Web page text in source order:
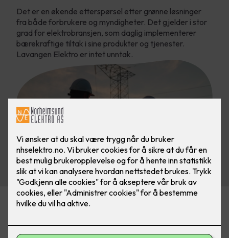
Det er en økende etterspørsel etter grønne løsninger
fra både forbrukere og myndigheter. Det gjelder i stor
grad for elektrobransjen, som daglig implementerer
bærekraftige tiltak i sine produkter og tjenester.
Lavangen Elektro er intet unntak.
– Det har vært et klart fortrinn med
dokumentasjon fra Elkonor